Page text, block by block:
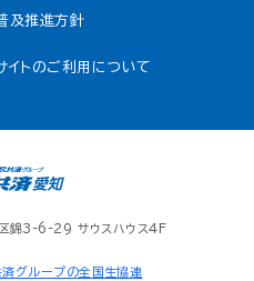
及推進方針
イトのご利用について
錦3-6-29 サウスハウス4F
グループの全国生協連